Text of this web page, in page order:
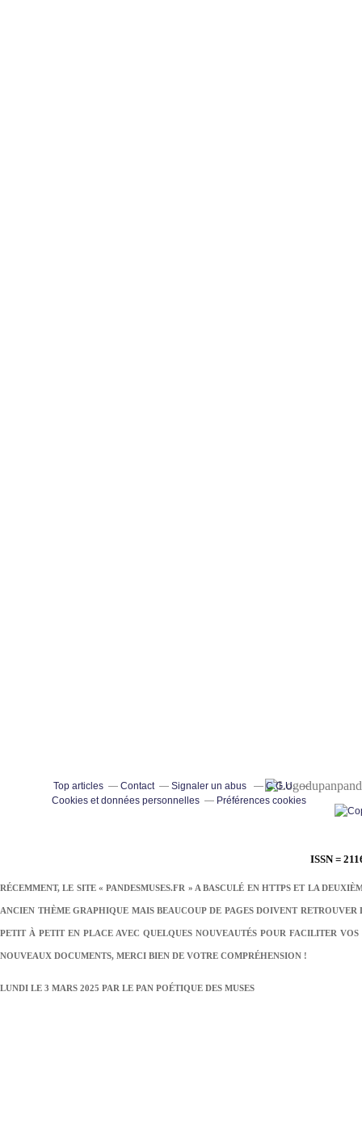
ISSN =
RÉCEMMENT, LE SITE « PANDESMUSES.FR » A BASCULÉ EN HTTPS ET LA
ANCIEN THÈME GRAPHIQUE MAIS BEAUCOUP DE PAGES DOIVENT
PETIT À PETIT EN PLACE AVEC QUELQUES NOUVEAUTÉS POUR FACILITER
NOUVEAUX DOCUMENTS, MERCI BIEN DE VOTRE COMPRÉHENSION !
LUNDI LE 3 MARS 2025 PAR LE PAN POÉTIQUE DES MUSES
Top articles Contact Signaler un abus
C.G.U.
Cookies et données personnelles
Préférences cookies